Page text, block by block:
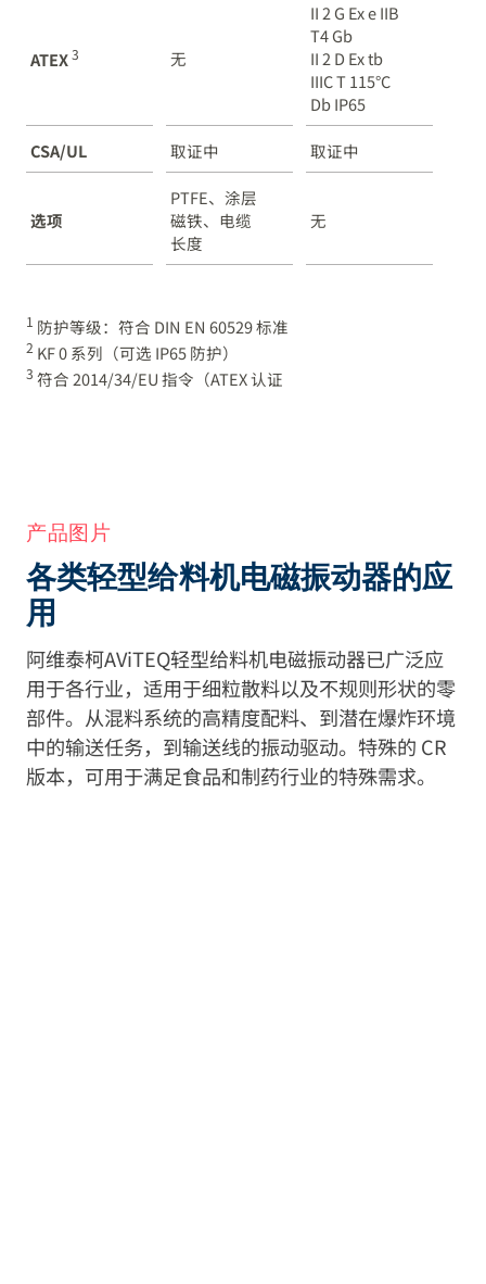
ATEX3 无
II 2 G Ex e IIB
T4 Gb
II 2 D Ex tb
IIIC T 115°C
Db IP65
CSA/UL 取证中 取证中
选项
PTFE、涂层
磁铁、电缆
长度
无
1 防护等级：符合 DIN EN 60529 标准
2 KF 0 系列（可选 IP65 防护）
3 符合 2014/34/EU 指令（ATEX 认证
产品图片
各类轻型给料机电磁振动器的应
用
阿维泰柯AViTEQ轻型给料机电磁振动器已广泛应
用于各行业，适用于细粒散料以及不规则形状的零
部件。从混料系统的高精度配料、到潜在爆炸环境
中的输送任务，到输送线的振动驱动。特殊的 CR
版本，可用于满足食品和制药行业的特殊需求。